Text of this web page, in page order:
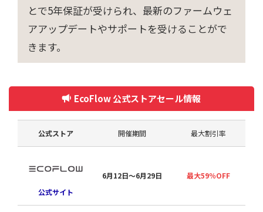
とで5年保証が受けられ、最新のファームウェ
アアップデートやサポートを受けることがで
きます。
EcoFlow 公式ストアセール情報
公式ストア 開催期間 最大割引率
公式サイト
6月12日〜6月29日 最大59％OFF